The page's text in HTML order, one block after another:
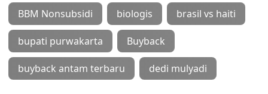
BBM Nonsubsidi biologis brasil vs haiti
bupati purwakarta Buyback
buyback antam terbaru dedi mulyadi